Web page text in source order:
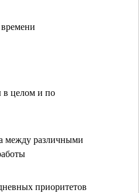
в целом и по
между различными
приоритетов